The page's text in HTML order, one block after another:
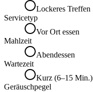
Lockeres Treffen
Servicetyp
Vor Ort essen
Mahlzeit
Abendessen
Wartezeit
Kurz (6–15 Min.)
Geräuschpegel